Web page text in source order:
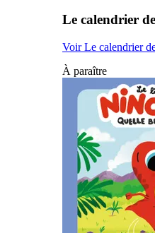
Le calendrier
Voir Le calendrier
À paraître